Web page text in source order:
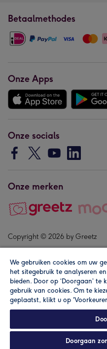
Betaalmethodes
Onze Apps
Onze socials
Onze merken
Copyright © 2026 by Greetz
Alle prijzen zijn inclusief btw
We gebruiken cookies om uw
het sitegebruik te analyseren
bieden. Door op ‘Doorgaan’
gebruik van cookies. Om te
geplaatst, klikt u op
Doorgaan